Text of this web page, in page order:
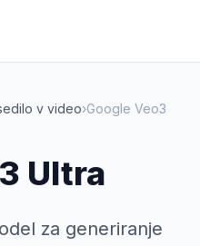
v video›Google Veo3
Ultra
za generiranje